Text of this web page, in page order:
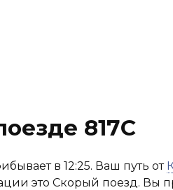
817С
в 12:25. Ваш путь от
это Скорый поезд. Вы